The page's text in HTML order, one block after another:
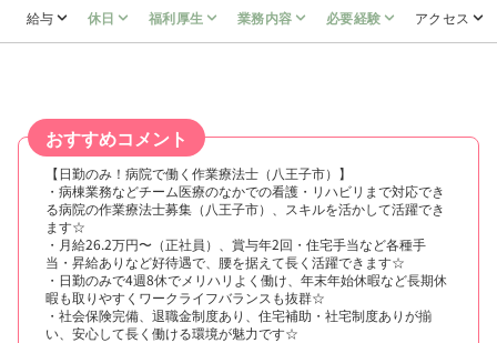
給与 休日 福利厚生 業務内容 必要経験 アクセス
おすすめコメント
【日勤のみ！病院で働く作業療法士（八王子市）】
・病棟業務などチーム医療のなかでの看護・リハビリまで対応でき
る病院の作業療法士募集（八王子市）、スキルを活かして活躍でき
ます☆
・月給26.2万円〜（正社員）、賞与年2回・住宅手当など各種手
当・昇給ありなど好待遇で、腰を据えて長く活躍できます☆
・日勤のみで4週8休でメリハリよく働け、年末年始休暇など長期休
暇も取りやすくワークライフバランスも抜群☆
・社会保険完備、退職金制度あり、住宅補助・社宅制度ありが揃
い、安心して長く働ける環境が魅力です☆